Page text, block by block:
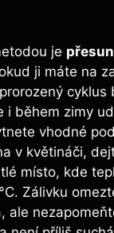
je
ji máte na
cyklus
i během zimy
vhodné
v květináči,
místo, kde
Zálivku
ale⁤